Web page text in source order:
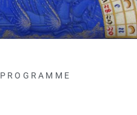
PROGRAMME